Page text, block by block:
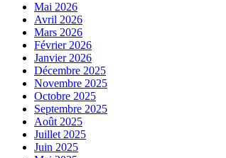
Mai 2026
Avril 2026
Mars 2026
Février 2026
Janvier 2026
Décembre 2025
Novembre 2025
Octobre 2025
Septembre 2025
Août 2025
Juillet 2025
Juin 2025